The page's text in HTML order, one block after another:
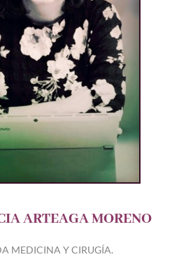
ARTEAGA MORENO
MEDICINA Y CIRUGÍA.